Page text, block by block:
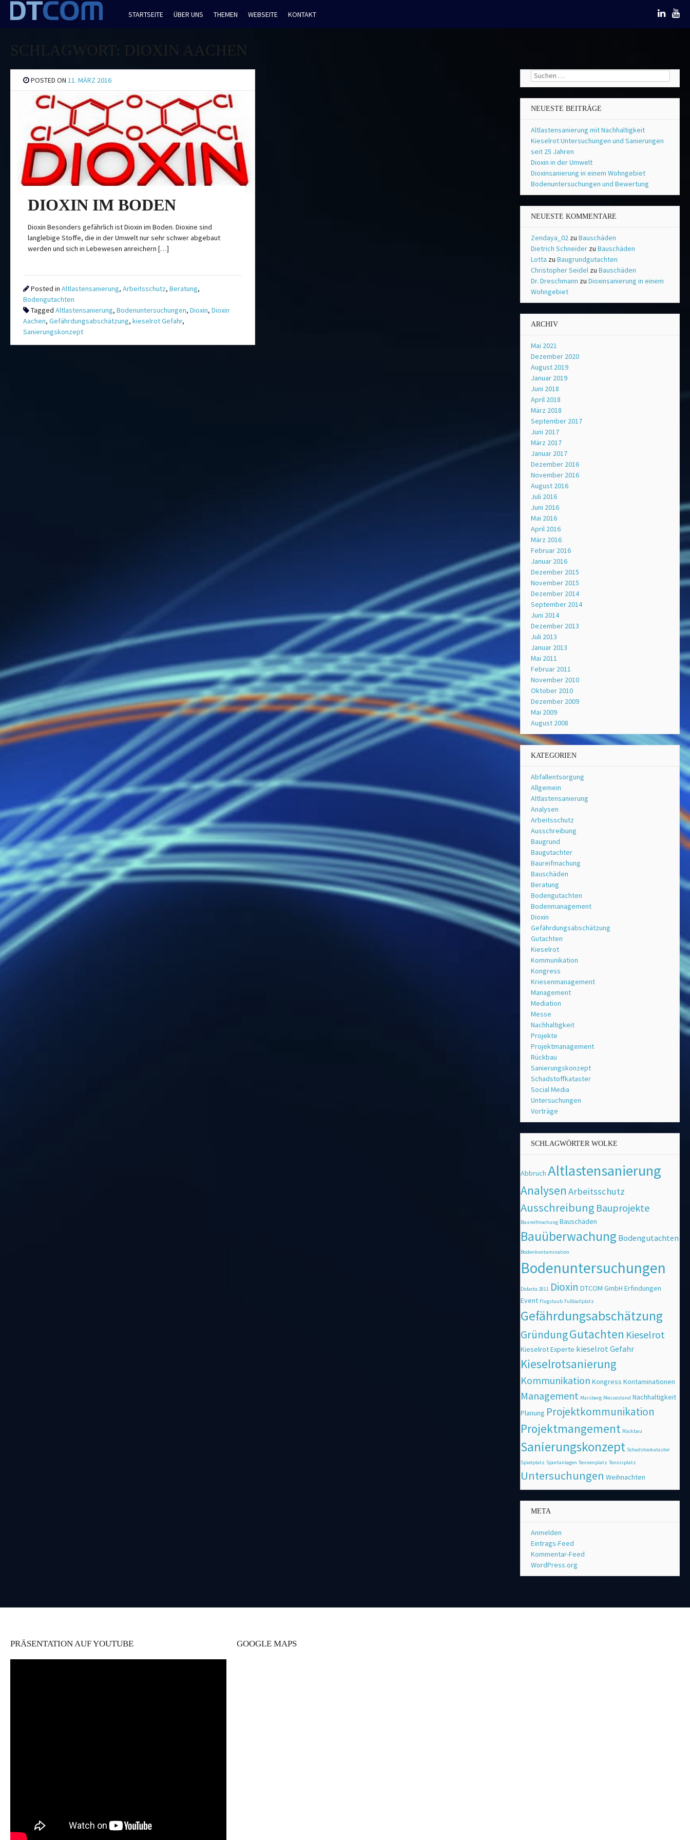
Skip
STARTSEITE ÜBER UNS THEMEN WEBSEITE KONTAKT
SCHLAGWORT: DIOXIN AACHEN
POSTED ON 11. MÄRZ 2016
DIOXIN IM BODEN
Dioxin Besonders gefährlich ist Dioxin im Boden. Dioxine sind
langlebige Stoffe, die in der Umwelt nur sehr schwer abgebaut
werden und sich in Lebewesen anreichern […]
Posted in Altlastensanierung, Arbeitsschutz, Beratung,
Bodengutachten
Tagged Altlastensanierung, Bodenuntersuchungen, Dioxin, Dioxin
Aachen, Gefährdungsabschätzung, kieselrot Gefahr,
Sanierungskonzept
Suchen
nach:
NEUESTE BEITRÄGE
Altlastensanierung mit Nachhaltigkeit
Kieselrot Untersuchungen und Sanierungen
seit 25 Jahren
Dioxin in der Umwelt
Dioxinsanierung in einem Wohngebiet
Bodenuntersuchungen und Bewertung
NEUESTE KOMMENTARE
Zendaya_02 zu Bauschäden
Dietrich Schneider zu Bauschäden
Lotta zu Baugrundgutachten
Christopher Seidel zu Bauschäden
Dr. Dreschmann zu Dioxinsanierung in einem
Wohngebiet
ARCHIV
Mai 2021
Dezember 2020
August 2019
Januar 2019
Juni 2018
April 2018
März 2018
September 2017
Juni 2017
März 2017
Januar 2017
Dezember 2016
November 2016
August 2016
Juli 2016
Juni 2016
Mai 2016
April 2016
März 2016
Februar 2016
Januar 2016
Dezember 2015
November 2015
Dezember 2014
September 2014
Juni 2014
Dezember 2013
Juli 2013
Januar 2013
Mai 2011
Februar 2011
November 2010
Oktober 2010
Dezember 2009
Mai 2009
August 2008
KATEGORIEN
Abfallentsorgung
Allgemein
Altlastensanierung
Analysen
Arbeitsschutz
Ausschreibung
Baugrund
Baugutachter
Baureifmachung
Bauschäden
Beratung
Bodengutachten
Bodenmanagement
Dioxin
Gefährdungsabschätzung
Gutachten
Kieselrot
Kommunikation
Kongress
Kriesenmanagement
Management
Mediation
Messe
Nachhaltigkeit
Projekte
Projektmanagement
Rückbau
Sanierungskonzept
Schadstoffkataster
Social Media
Untersuchungen
Vorträge
SCHLAGWÖRTER WOLKE
Abbruch Altlastensanierung
Analysen Arbeitsschutz
Ausschreibung Bauprojekte
Baureifmachung Bauschäden
BauüberwachungBodengutachten
Bodenkontamination
Bodenuntersuchungen
Didacta 2011 Dioxin DTCOM GmbH Erfindungen
Event Flugstaub Fußballplatz
Gefährdungsabschätzung
GründungGutachten Kieselrot
Kieselrot Experte kieselrot Gefahr
Kieselrotsanierung
Kommunikation Kongress Kontaminationen
Management Marsberg Messestand Nachhaltigkeit
Planung Projektkommunikation
Projektmangement Rückbau
Sanierungskonzept Schadstookataster
Spielplatz Sportanlagen Tennenplatz Tennisplatz
Untersuchungen Weihnachten
META
Anmelden
Eintrags-Feed
Kommentar-Feed
WordPress.org
PRÄSENTATION AUF YOUTUBE GOOGLE MAPS